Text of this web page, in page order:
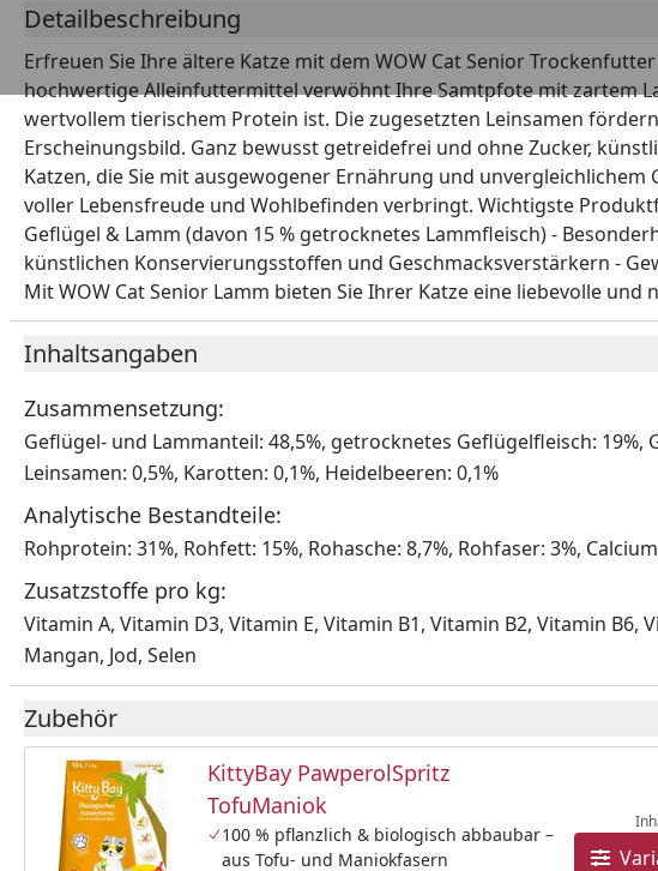
Detailbeschreibung
Erfreuen Sie Ihre ältere Katze mit dem WOW Cat Senior
hochwertige Alleinfuttermittel verwöhnt Ihre Samtpfote mit zartem
wertvollem tierischem Protein ist. Die zugesetzten Leinsamen
Erscheinungsbild. Ganz bewusst getreidefrei und ohne Zucker,
Katzen, die Sie mit ausgewogener Ernährung und
voller Lebensfreude und Wohlbefinden verbringt. Wichtigste
Geflügel & Lamm (davon 15 % getrocknetes Lammfleisch) -
künstlichen Konservierungsstoffen und Geschmacksverstärkern -
Mit WOW Cat Senior Lamm bieten Sie Ihrer Katze eine liebevolle
Inhaltsangaben
Zusammensetzung:
Geflügel- und Lammanteil: 48,5%, getrocknetes Geflügelfleisch:
Leinsamen: 0,5%, Karotten: 0,1%, Heidelbeeren: 0,1%
Analytische Bestandteile:
Rohprotein: 31%, Rohfett: 15%, Rohasche: 8,7%, Rohfaser: 3%,
Zusatzstoffe pro kg:
Vitamin A, Vitamin D3, Vitamin E, Vitamin B1, Vitamin B2, Vitamin
Mangan, Jod, Selen
Zubehör
KittyBay PawperolSpritz
TofuManiok
100 % pflanzlich & biologisch abbaubar –
aus Tofu- und Maniokfasern